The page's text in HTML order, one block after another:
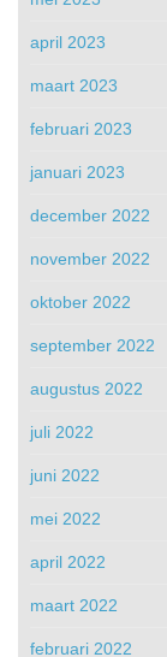
april 2023
maart 2023
februari 2023
januari 2023
december 2022
november 2022
oktober 2022
september 2022
augustus 2022
juli 2022
juni 2022
mei 2022
april 2022
maart 2022
februari 2022